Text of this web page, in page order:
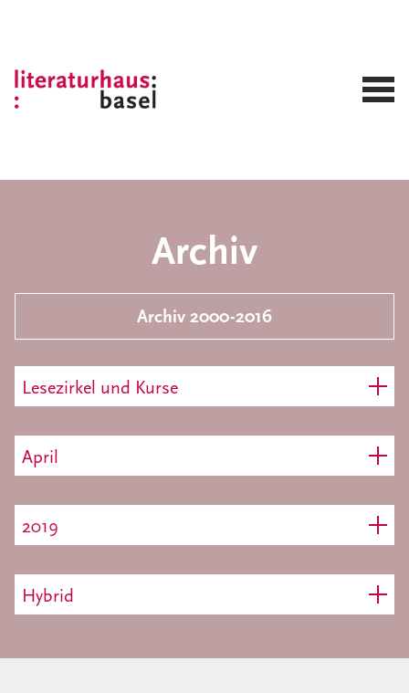
Archiv
Archiv 2000-2016
Lesezirkel und Kurse
April
2019
Hybrid